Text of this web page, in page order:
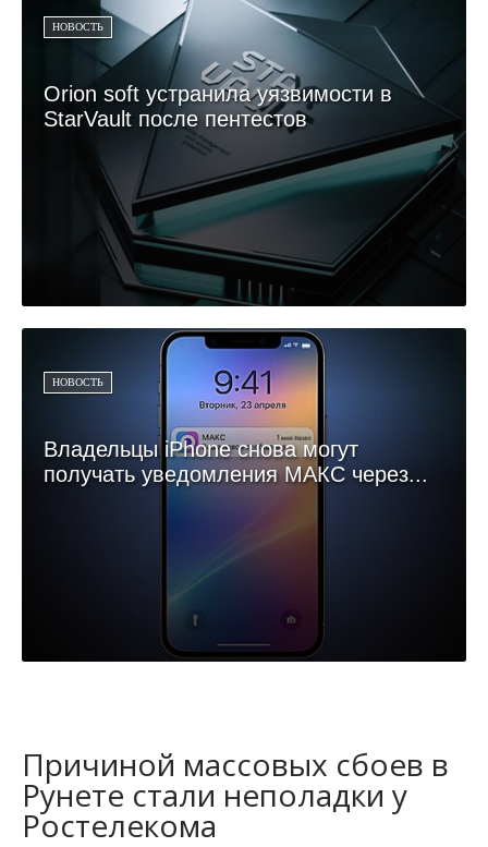
НОВОСТЬ
Orion soft устранила уязвимости в
StarVault после пентестов
НОВОСТЬ
Владельцы iPhone снова могут
получать уведомления МАКС через...
Причиной массовых сбоев в
Рунете стали неполадки у
Ростелекома